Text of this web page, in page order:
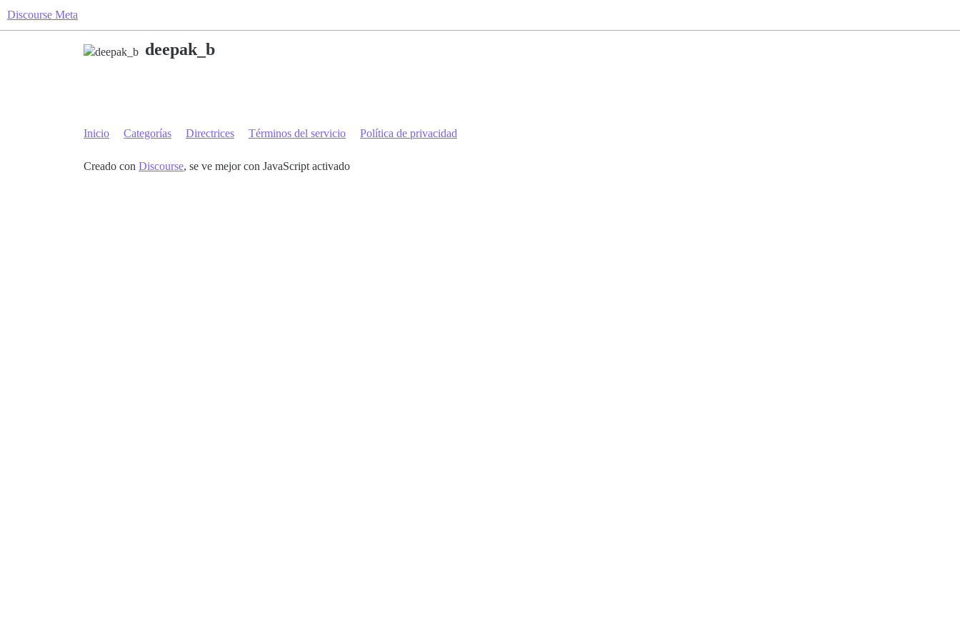
Discourse Meta
deepak_b
Inicio Categorías Directrices Términos del servicio Política de privacidad
Creado con Discourse, se ve mejor con JavaScript activado